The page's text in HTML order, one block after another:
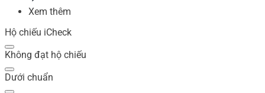
Xem thêm
Hộ chiếu iCheck
Không đạt hộ chiếu
Dưới chuẩn